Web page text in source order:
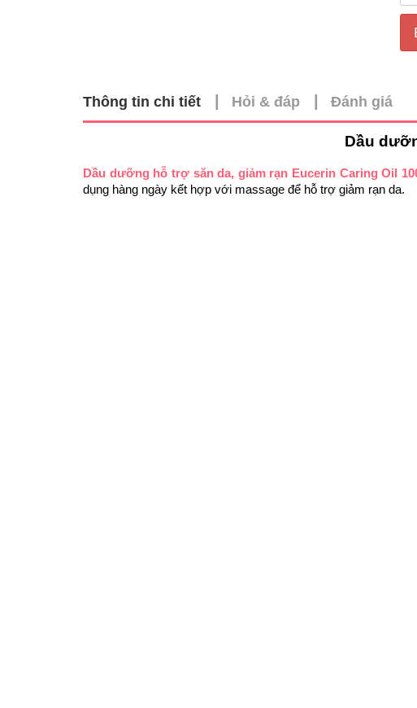
Thông tin chi tiết Hỏi & đáp Đánh giá
Dầu
Dầu dưỡng hỗ trợ săn da, giảm rạn Eucerin Caring Oil
dụng hàng ngày kết hợp với massage để hỗ trợ giảm rạn da.